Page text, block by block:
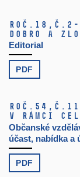
Roč.18, č.2-
Dobro a
Editorial
PDF
Roč.54, č.11
v rámci
Občanské
účast, nabídka a
PDF